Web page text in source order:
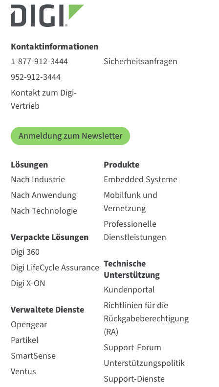
Kontaktinformationen
1-877-912-3444
952-912-3444
Kontakt zum Digi-
Vertrieb
Sicherheitsanfragen
Anmeldung zum Newsletter
Lösungen
Nach Industrie
Nach Anwendung
Nach Technologie
Verpackte Lösungen
Digi 360
Digi LifeCycle Assurance
Digi X-ON
Verwaltete Dienste
Opengear
Partikel
SmartSense
Ventus
Produkte
Embedded Systeme
Mobilfunk und
Vernetzung
Professionelle
Dienstleistungen
Technische
Unterstützung
Kundenportal
Richtlinien für die
Rückgabeberechtigung
(RA)
Support-Forum
Unterstützungspolitik
Support-Dienste